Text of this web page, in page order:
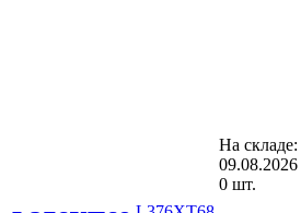
На складе:
09.08.2026
0 шт.